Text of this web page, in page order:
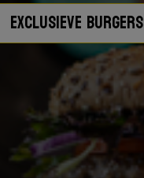
EXCLUSIEVE BURGERS